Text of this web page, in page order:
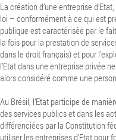
La création d’une entreprise
loi – conformément à ce qui est
publique est caractérisée par le
la fois pour la prestation de
dans le droit français) et pour
l’Etat dans une entreprise privée
alors considéré comme une
Au Brésil, l’Etat participe de
des services publics et dans les
différenciées par la Constitution
utiliser les entreprises d’Etat